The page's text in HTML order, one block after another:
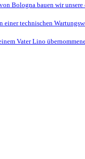
Bologna bauen wir
einer technischen
Vater Lino